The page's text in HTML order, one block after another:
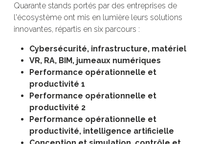
Quarante stands portés par des entreprises de
l'écosystème ont mis en lumière leurs solutions
innovantes, répartis en six parcours :
Cybersécurité, infrastructure, matériel
VR, RA, BIM, jumeaux numériques
Performance opérationnelle et
productivité 1
Performance opérationnelle et
productivité 2
Performance opérationnelle et
productivité, intelligence artificielle